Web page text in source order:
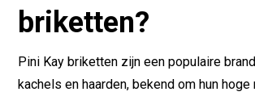
briketten?
Pini Kay briketten zijn een populaire
kachels en haarden, bekend om hun